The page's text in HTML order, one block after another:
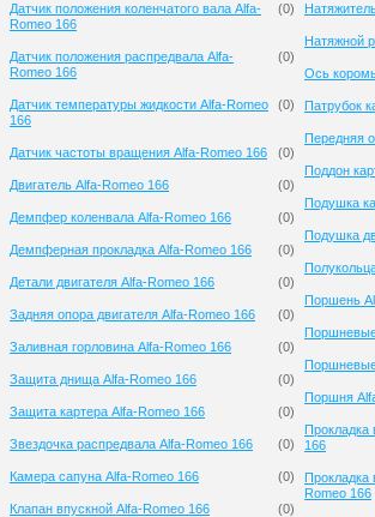
Датчик положения коленчатого вала Alfa-
Romeo 166
(0)
Датчик положения распредвала Alfa-
Romeo 166
(0)
Датчик температуры жидкости Alfa-Romeo
166
(0)
Датчик частоты вращения Alfa-Romeo 166 (0)
Двигатель Alfa-Romeo 166 (0)
Демпфер коленвала Alfa-Romeo 166 (0)
Демпферная прокладка Alfa-Romeo 166 (0)
Детали двигателя Alfa-Romeo 166 (0)
Задняя опора двигателя Alfa-Romeo 166 (0)
Заливная горловина Alfa-Romeo 166 (0)
Защита днища Alfa-Romeo 166 (0)
Защита картера Alfa-Romeo 166 (0)
Звездочка распредвала Alfa-Romeo 166 (0)
Камера сапуна Alfa-Romeo 166 (0)
Клапан впускной Alfa-Romeo 166 (0)
Натяжной
Ось
Патрубок
Передняя
Поддон
Подушка
Подушка
Поршень
Поршневые
Поршня
Прокладка
166
Прокладка
Romeo 166